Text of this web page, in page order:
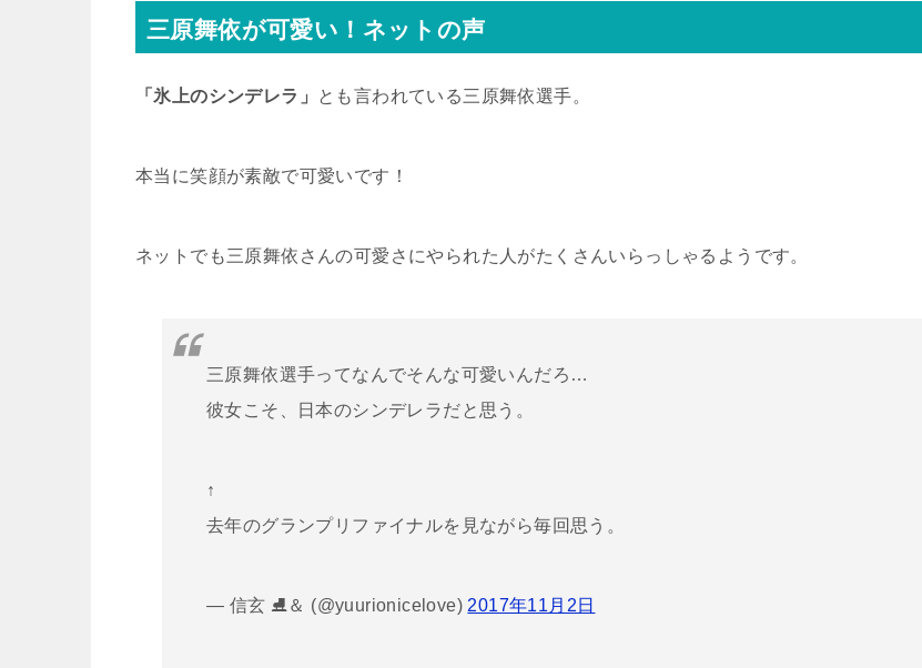
三原舞依が可愛い！ネットの声
「氷上のシンデレラ」 とも言われている三原舞依選手。
本当に笑顔が素敵で可愛いです！
ネットでも三原舞依さんの可愛さにやられた人がたくさんいらっしゃるようです。
三原舞依選手ってなんでそんな可愛いんだろ…
彼女こそ、日本のシンデレラだと思う。
↑
去年のグランプリファイナルを見ながら毎回思う。
— 信玄 ⛸＆ (@yuurionicelove) 2017年11月2日